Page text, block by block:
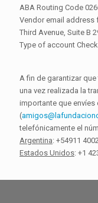
ABA Routing Code
Vendor email address
Third Avenue, Suite B
Type of account
A fin de garantizar
una vez realizada la
importante que envíes
(
telefónicamente el
Argentina: +54911
Estados Unidos: +1